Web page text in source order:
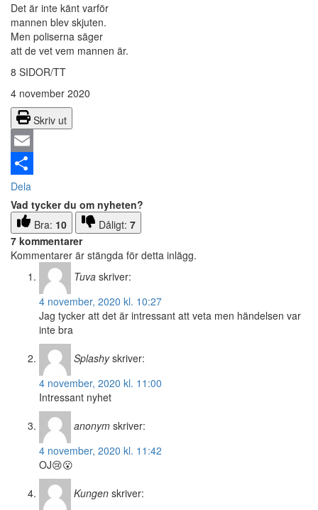
Det är inte känt varför
mannen blev skjuten.
Men poliserna säger
att de vet vem mannen är.
8 SIDOR/TT
4 november 2020
Skriv ut
Email
Dela
Vad tycker du om nyheten?
Bra: 10 Dåligt: 7
7 kommentarer
Kommentarer är stängda för detta inlägg.
Tuva skriver:
4 november, 2020 kl. 10:27
Jag tycker att det är intressant att veta men händelsen var
inte bra
Splashy skriver:
4 november, 2020 kl. 11:00
Intressant nyhet
anonym skriver:
4 november, 2020 kl. 11:42
OJ😢😮
Kungen skriver: